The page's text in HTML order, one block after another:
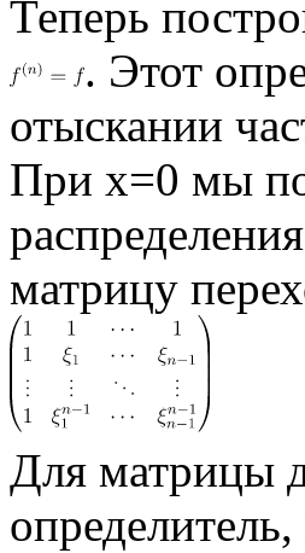
Теперь
. Этот
отыскании
При x=0 мы
матрицу
Для матрицы